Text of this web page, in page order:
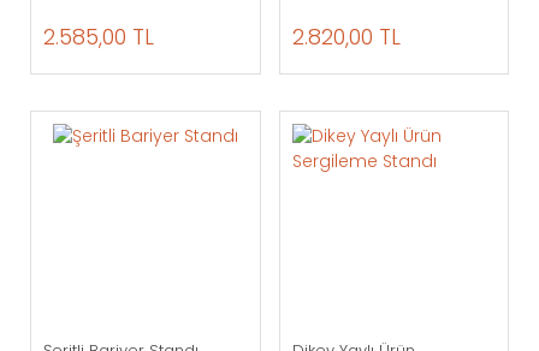
2.585,00 TL 2.820,00 TL